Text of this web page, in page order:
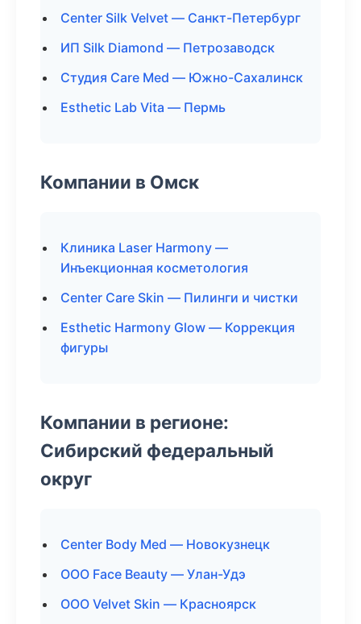
Center Silk Velvet — Санкт-Петербург
ИП Silk Diamond — Петрозаводск
Студия Care Med — Южно-Сахалинск
Esthetic Lab Vita — Пермь
Компании в Омск
Клиника Laser Harmony —
Инъекционная косметология
Center Care Skin — Пилинги и чистки
Esthetic Harmony Glow — Коррекция
фигуры
Компании в регионе:
Сибирский федеральный
округ
Center Body Med — Новокузнецк
ООО Face Beauty — Улан-Удэ
ООО Velvet Skin — Красноярск